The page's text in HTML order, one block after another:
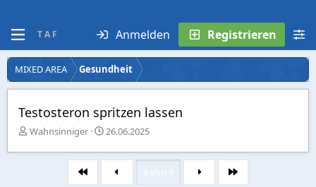
T A F Anmelden Registrieren
MIXED AREA Gesundheit
Testosteron spritzen lassen
E
s
Wahnsinniger
E
s
e
26.06.2025
Erste Letzte